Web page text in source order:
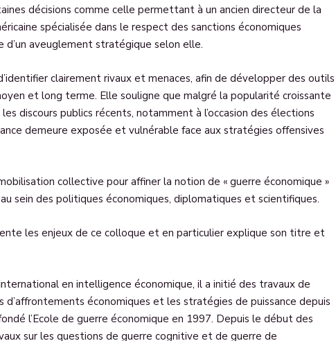
décisions comme celle permettant à un ancien directeur de la
spécialisée dans le respect des sanctions économiques
d’un aveuglement stratégique selon elle.
clairement rivaux et menaces, afin de développer des outils
et long terme. Elle souligne que malgré la popularité croissante
discours publics récents, notamment à l’occasion des élections
demeure exposée et vulnérable face aux stratégies offensives
collective pour affiner la notion de « guerre économique »
sein des politiques économiques, diplomatiques et scientifiques.
les enjeux de ce colloque et en particulier explique son titre et
en intelligence économique, il a initié des travaux de
d’affrontements économiques et les stratégies de puissance depuis
l’Ecole de guerre économique en 1997. Depuis le début des
sur les questions de guerre cognitive et de guerre de